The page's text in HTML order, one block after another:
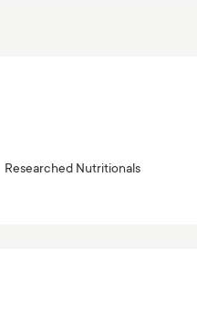
Researched Nutritionals